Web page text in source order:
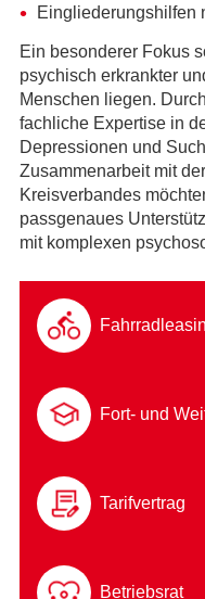
Eingliederungshilfen
Ein besonderer Fokus
psychisch erkrankter
Menschen liegen.
fachliche Expertise in
Depressionen und
Zusammenarbeit mit
Kreisverbandes
passgenaues
mit komplexen
Fort- und
Tarifvertrag
Betriebsrat